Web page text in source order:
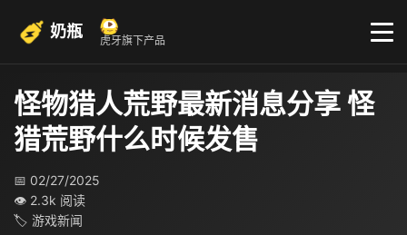
奶瓶 虎牙旗下产品
怪物猎人荒野最新消息分享 怪
猎荒野什么时候发售
📅 02/27/2025
👁 2.3k 阅读
🏷 游戏新闻